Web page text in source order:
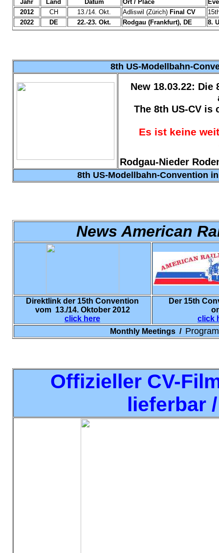
Jahr Land Datum Ort / Place
2012
CH 13./14. Okt. Adliswil (Zürich) Final CV
2022
DE 22.-23. Okt. Rodgau (Frankfurt), DE 8.
8th US-Modellbahn-
New 18.03.22:
The 8th US-CV is
Es ist keine
Rodgau-Nieder
8th US-Modellbahn-Convention
News American
Direktlink der 15th Convention
vom 13./14. Oktober 2012
click here
Der 15th
click
Monthly Meetings /
Offizieller CV-
lieferbar